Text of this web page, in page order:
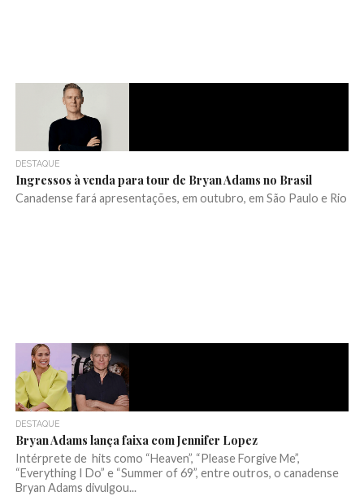
DESTAQUE
Ingressos à venda para tour de Bryan Adams no Brasil
Canadense fará apresentações, em outubro, em São Paulo e Rio
DESTAQUE
Bryan Adams lança faixa com Jennifer Lopez
Intérprete de hits como “Heaven”, “Please Forgive Me”,
“Everything I Do” e “Summer of 69”, entre outros, o canadense
Bryan Adams divulgou...